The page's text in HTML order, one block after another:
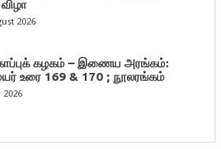
விழா
2026
கழகம் – இணைய அரங்கம்:
உரை 169 & 170 ; நூலரங்கம்
2026